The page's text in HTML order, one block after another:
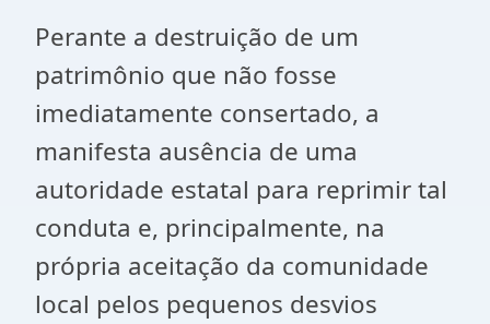
Perante a destruição de um
patrimônio que não fosse
imediatamente consertado, a
manifesta ausência de uma
autoridade estatal para reprimir tal
conduta e, principalmente, na
própria aceitação da comunidade
local pelos pequenos desvios